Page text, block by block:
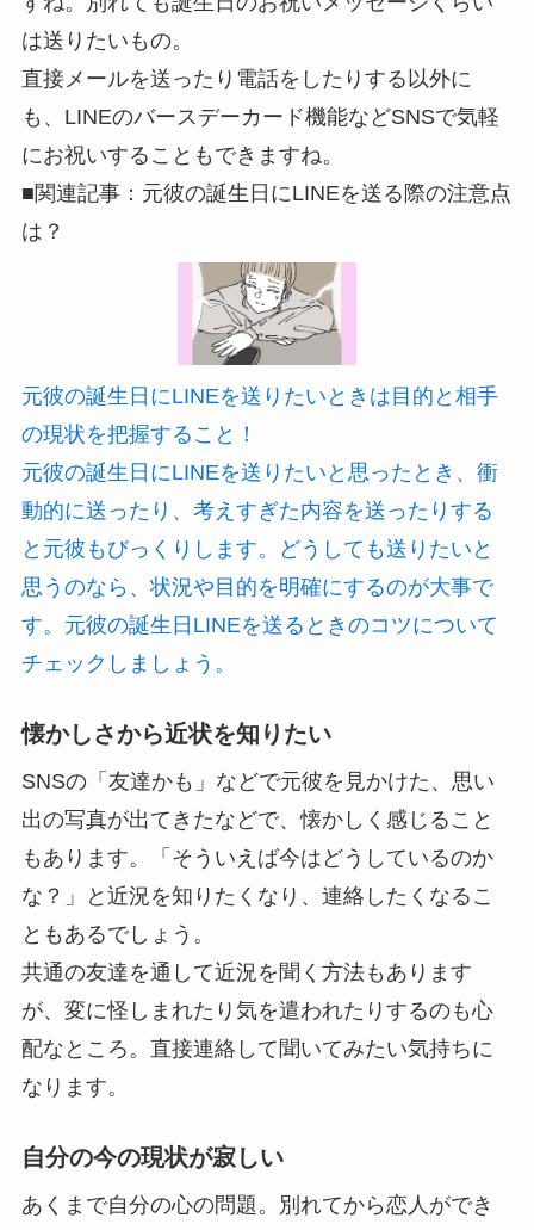
は送りたいもの。
直接メールを送ったり電話をしたりする以外に
も、LINEのバースデーカード機能などSNSで気軽
にお祝いすることもできますね。
■関連記事：元彼の誕生日にLINEを送る際の注意点
は？
元彼の誕生日にLINEを送りたいときは目的と相手
の現状を把握すること！
元彼の誕生日にLINEを送りたいと思ったとき、衝
動的に送ったり、考えすぎた内容を送ったりする
と元彼もびっくりします。どうしても送りたいと
思うのなら、状況や目的を明確にするのが大事で
す。元彼の誕生日LINEを送るときのコツについて
チェックしましょう。
懐かしさから近状を知りたい
SNSの「友達かも」などで元彼を見かけた、思い
出の写真が出てきたなどで、懐かしく感じること
もあります。「そういえば今はどうしているのか
な？」と近況を知りたくなり、連絡したくなるこ
ともあるでしょう。
共通の友達を通して近況を聞く方法もあります
が、変に怪しまれたり気を遣われたりするのも心
配なところ。直接連絡して聞いてみたい気持ちに
なります。
自分の今の現状が寂しい
あくまで自分の心の問題。別れてから恋人ができ